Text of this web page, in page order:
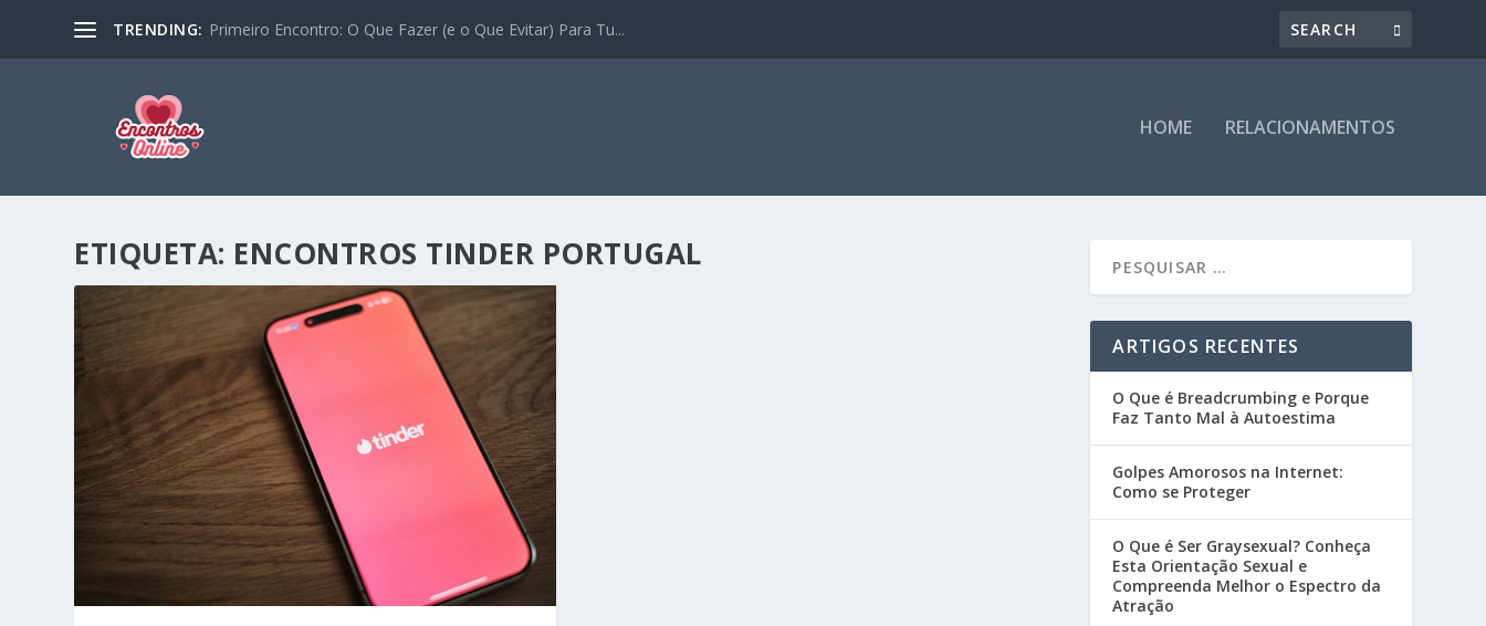
TRENDING: Primeiro Encontro: O Que Fazer (e o Que Evitar) Para Tu...
HOME RELACIONAMENTOS
ETIQUETA: ENCONTROS TINDER PORTUGAL
ARTIGOS RECENTES
O Que é Breadcrumbing e Porque
Faz Tanto Mal à Autoestima
Golpes Amorosos na Internet:
Como se Proteger
O Que é Ser Graysexual? Conheça
Esta Orientação Sexual e
Compreenda Melhor o Espectro da
Atração